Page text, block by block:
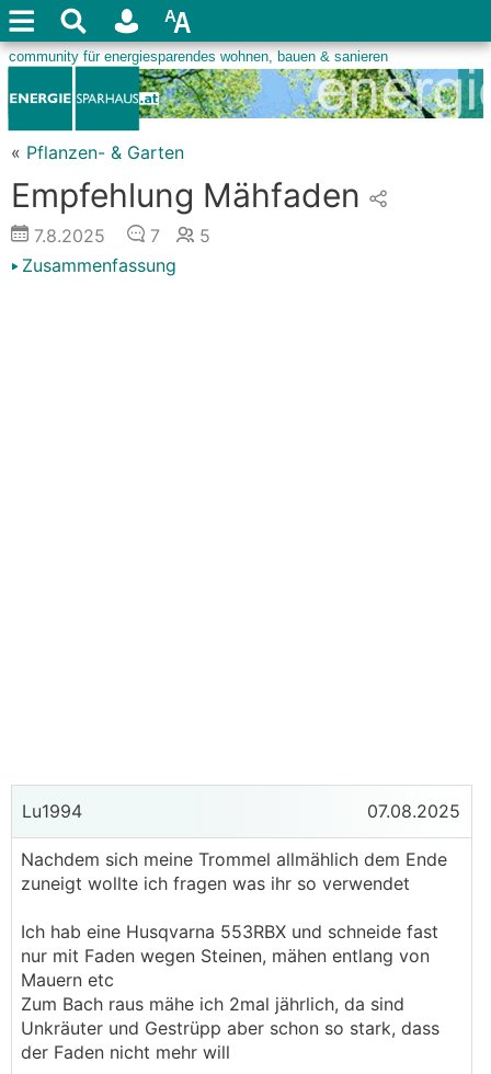
« Pflanzen- & Garten
Empfehlung Mähfaden
7.8.2025 7
5
Zusammenfassung
Lu1994 07.08.2025
Nachdem sich meine Trommel allmählich dem Ende
zuneigt wollte ich fragen was ihr so verwendet
Ich hab eine Husqvarna 553RBX und schneide fast
nur mit Faden wegen Steinen, mähen entlang von
Mauern etc
Zum Bach raus mähe ich 2mal jährlich, da sind
Unkräuter und Gestrüpp aber schon so stark, dass
der Faden nicht mehr will